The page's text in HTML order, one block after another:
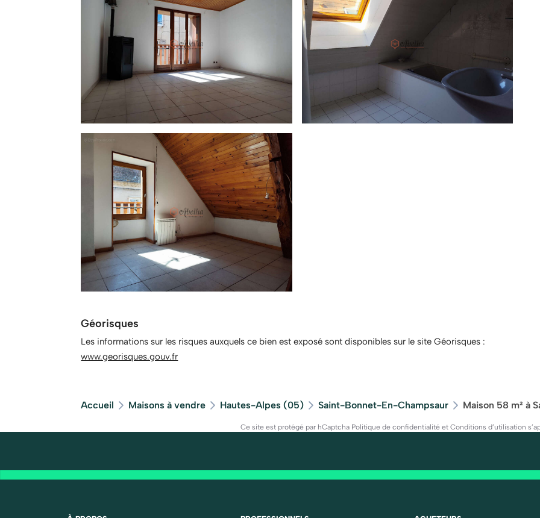
Géorisques
Les informations sur les risques auxquels ce bien est exposé sont disponibles sur le site Géorisques :
www.georisques.gouv.fr
Accueil Maisons à vendre Hautes-Alpes (05) Saint-Bonnet-En-Champsaur Maison 58 m² à
Ce site est protégé par hCaptcha Politique de confidentialitéet Conditions d’utilisation